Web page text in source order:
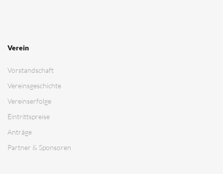
Verein
Vorstandschaft
Vereinsgeschichte
Vereinserfolge
Eintrittspreise
Anträge
Partner & Sponsoren